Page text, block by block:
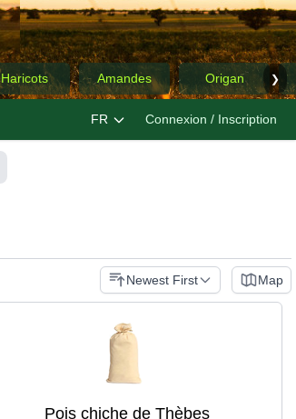
Haricots Amandes Origan ❯
FR Connexion / Inscription
Newest First Map
Pois chiche de Thèbes